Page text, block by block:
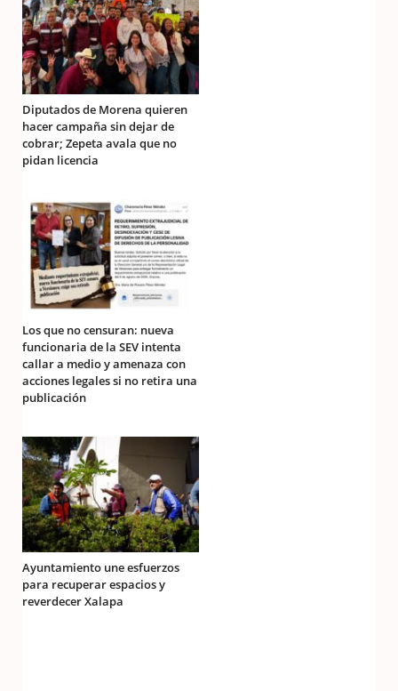
Diputados de Morena quieren
hacer campaña sin dejar de
cobrar; Zepeta avala que no
pidan licencia
Los que no censuran: nueva
funcionaria de la SEV intenta
callar a medio y amenaza con
acciones legales si no retira una
publicación
Ayuntamiento une esfuerzos
para recuperar espacios y
reverdecer Xalapa